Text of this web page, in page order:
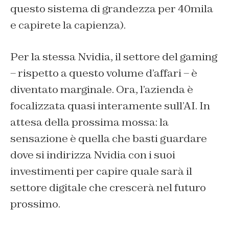
questo sistema di grandezza per 40mila
e capirete la capienza).
Per la stessa Nvidia, il settore del gaming
– rispetto a questo volume d’affari – è
diventato marginale. Ora, l’azienda è
focalizzata quasi interamente sull’AI. In
attesa della prossima mossa: la
sensazione è quella che basti guardare
dove si indirizza Nvidia con i suoi
investimenti per capire quale sarà il
settore digitale che crescerà nel futuro
prossimo.